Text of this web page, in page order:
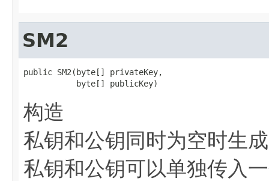
SM2
public SM2(byte[] privateKey,
           byte[] publicKey)
构造
私钥和公钥同时为空时生
私钥和公钥可以单独传入